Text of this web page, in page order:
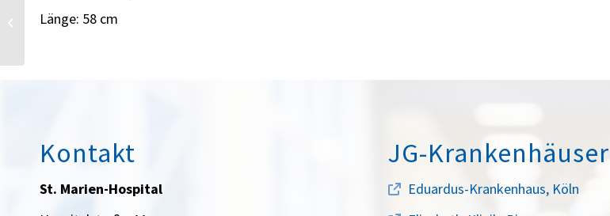
Länge: 58 cm
Kontakt
St. Marien-Hospital
JG-Krankenhäuser
Eduardus-Krankenhaus, Köln
Alessio